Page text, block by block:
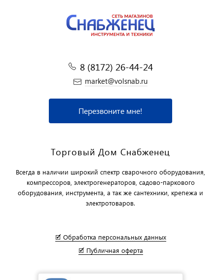
8 (8172) 26-44-24
market@volsnab.ru
Перезвоните мне!
Торговый Дом Снабженец
Всегда в наличии широкий спектр сварочного оборудования,
компрессоров, электрогенераторов, садово-паркового
оборудования, инструмента, а так же сантехники, крепежа и
электротоваров.
🗹 Обработка персональных данных
🗹 Публичная оферта